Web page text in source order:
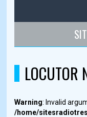
LOCUTOR
Warning: Invalid
/home/